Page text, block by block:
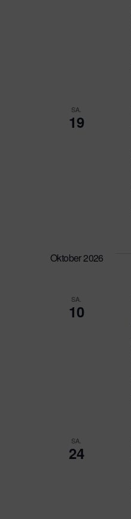
SA.
19
Oktober 2026
SA.
10
SA.
24